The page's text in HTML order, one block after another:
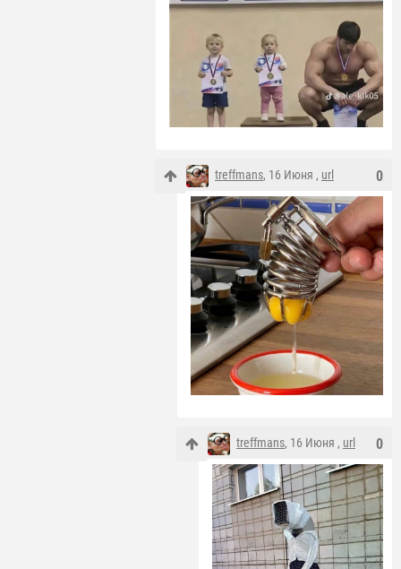
0
treffmans, 16 Июня , url
0
treffmans, 16 Июня , url